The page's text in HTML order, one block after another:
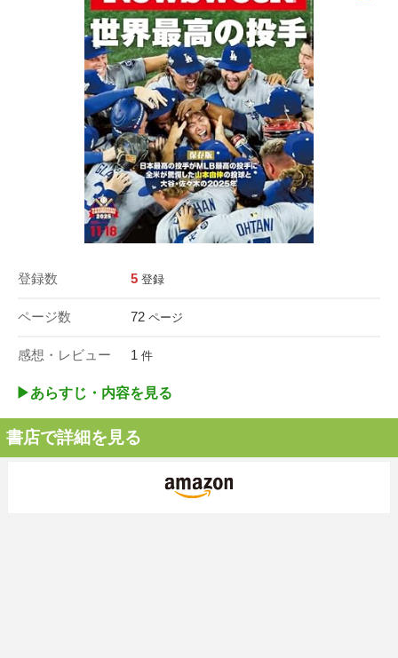
登録数 5 登録
ページ数 72 ページ
感想・レビュー 1 件
▶︎あらすじ・内容を見る
書店で詳細を見る